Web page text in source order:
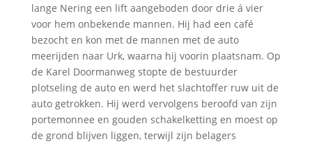
lange Nering een lift aangeboden door drie á vier
voor hem onbekende mannen. Hij had een café
bezocht en kon met de mannen met de auto
meerijden naar Urk, waarna hij voorin plaatsnam. Op
de Karel Doormanweg stopte de bestuurder
plotseling de auto en werd het slachtoffer ruw uit de
auto getrokken. Hij werd vervolgens beroofd van zijn
portemonnee en gouden schakelketting en moest op
de grond blijven liggen, terwijl zijn belagers